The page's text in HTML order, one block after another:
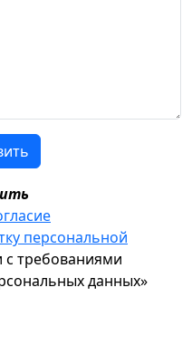
персональной
с требованиями
данных»